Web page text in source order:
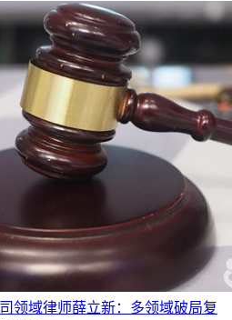
领域律师薛立新：多领域破局复